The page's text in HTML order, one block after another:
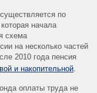
по
начала
схема
на несколько частей
2010 года пенсия
и накопительной
оплаты труда не